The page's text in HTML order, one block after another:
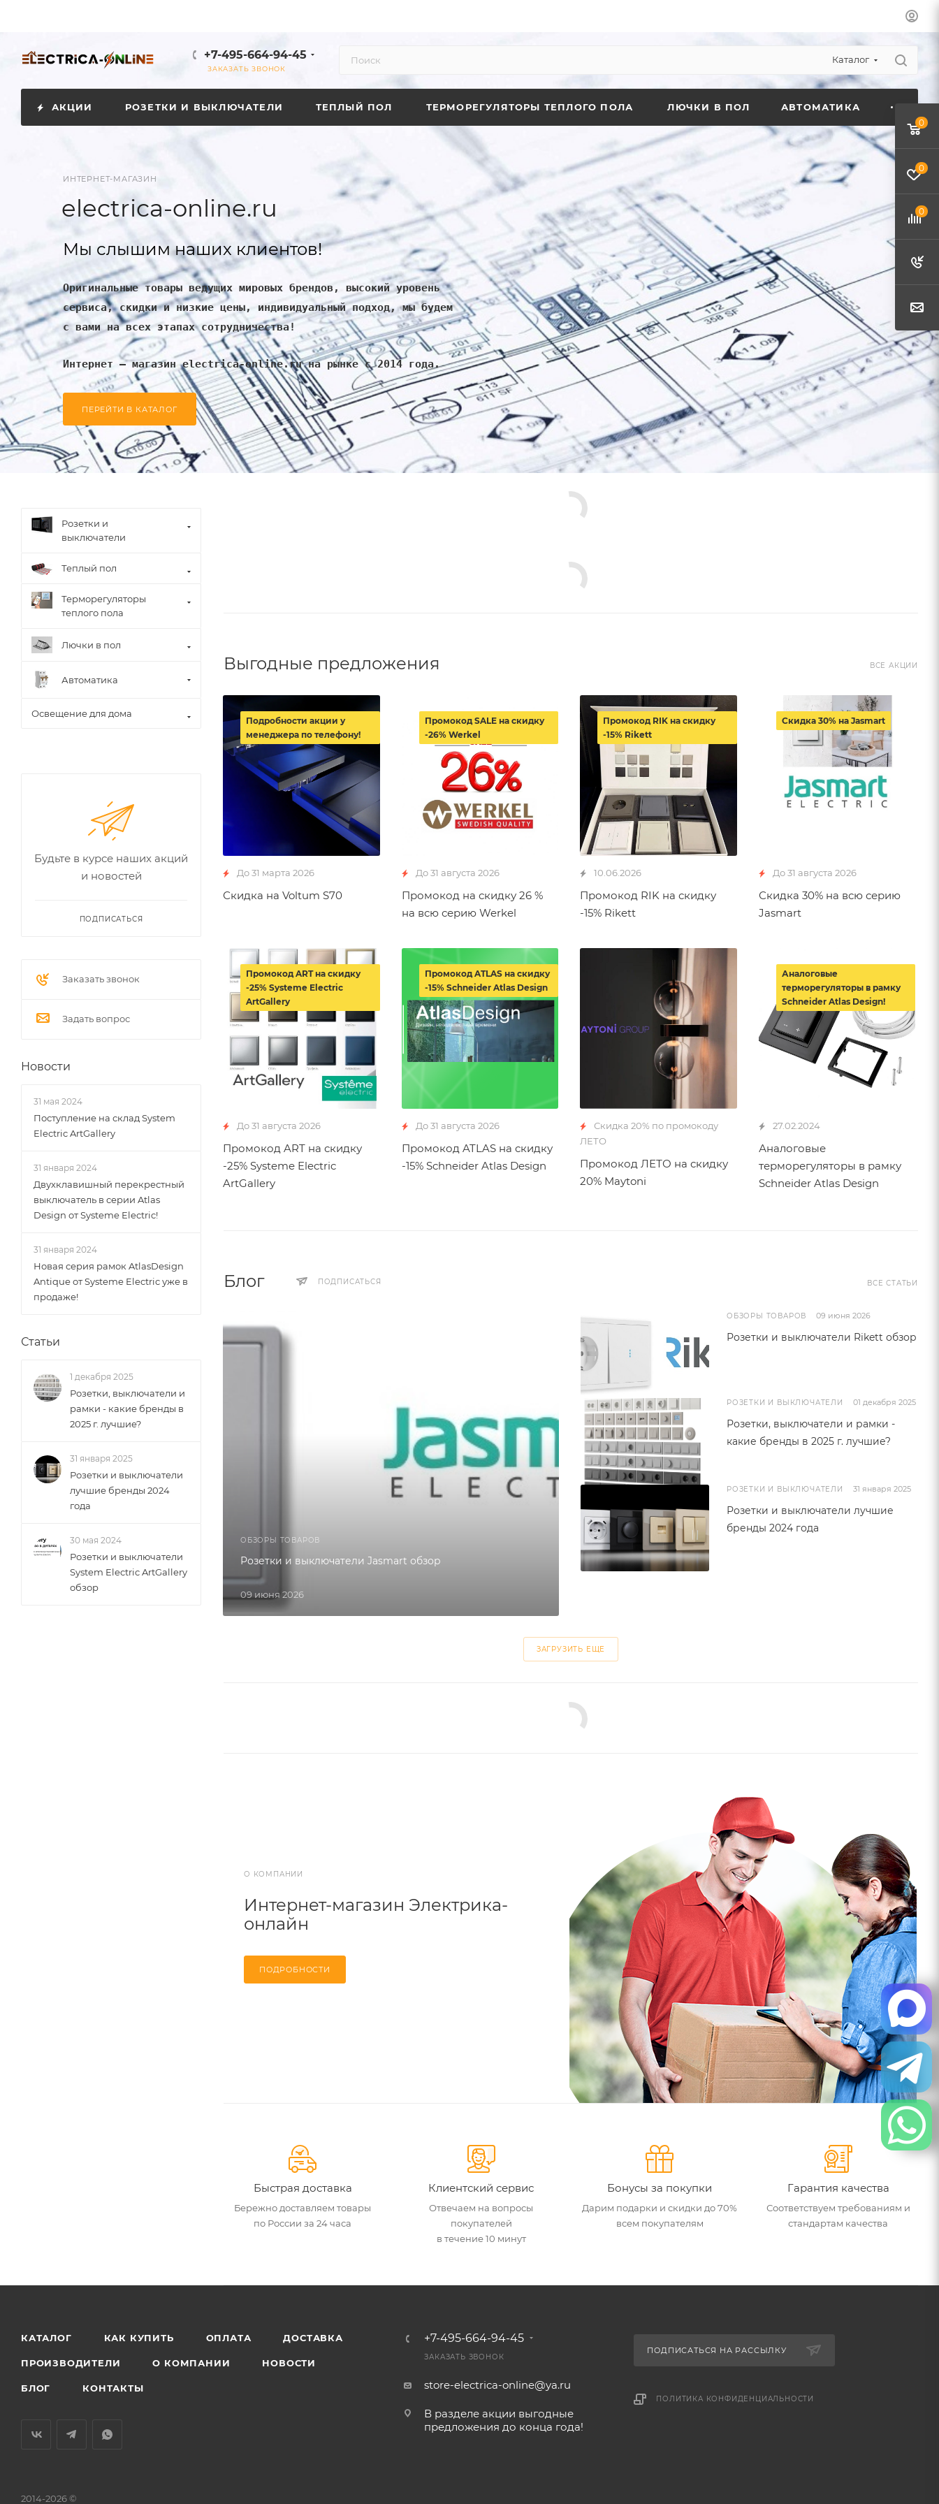
+7-495-664-94-45
ЗАКАЗАТЬ ЗВОНОК
Каталог
АКЦИИ РОЗЕТКИ И ВЫКЛЮЧАТЕЛИ ТЕПЛЫЙ ПОЛ ТЕРМОРЕГУЛЯТОРЫ ТЕПЛОГО ПОЛА ЛЮЧКИ В ПОЛ АВТОМАТИКА
ИНТЕРНЕТ-МАГАЗИН
electrica-online.ru
Мы слышим наших клиентов!
Оригинальные товары ведущих мировых брендов, высокий уровень
сервиса, скидки и низкие цены, индивидуальный подход, мы будем
с вами на всех этапах сотрудничества!
Интернет – магазин electrica-online.ru на рынке с 2014 года.
ПЕРЕЙТИ В КАТАЛОГ
Выгодные предложения ВСЕ АКЦИИ
До 31 марта 2026
Скидка на Voltum S70
Подробности акции у
менеджера по телефону!
До 31 августа 2026
Промокод на скидку 26 %
на всю серию Werkel
Промокод SALE на скидку
-26% Werkel
10.06.2026
Промокод RIK на скидку
-15% Rikett
Промокод RIK на скидку
-15% Rikett
До 31 августа 2026
Скидка 30% на всю серию
Jasmart
Скидка 30% на Jasmart
До 31 августа 2026
Промокод ART на скидку
-25% Systeme Electric
ArtGallery
Промокод ART на скидку
-25% Systeme Electric
ArtGallery
До 31 августа 2026
Промокод ATLAS на скидку
-15% Schneider Atlas Design
Промокод ATLAS на скидку
-15% Schneider Atlas Design
Скидка 20% по промокоду
ЛЕТО
Промокод ЛЕТО на скидку
20% Maytoni
27.02.2024
Аналоговые
терморегуляторы в рамку
Schneider Atlas Design
Аналоговые
терморегуляторы в рамку
Schneider Atlas Design!
Блог ПОДПИСАТЬСЯ ВСЕ СТАТЬИ
ОБЗОРЫ ТОВАРОВ
09 июня 2026
Розетки и выключатели Jasmart обзор
ОБЗОРЫ ТОВАРОВ 09 июня 2026
Розетки и выключатели Rikett обзор
РОЗЕТКИ И ВЫКЛЮЧАТЕЛИ 01 декабря 2025
Розетки, выключатели и рамки -
какие бренды в 2025 г. лучшие?
РОЗЕТКИ И ВЫКЛЮЧАТЕЛИ 31 января 2025
Розетки и выключатели лучшие
бренды 2024 года
ЗАГРУЗИТЬ ЕЩЕ
О КОМПАНИИ
Интернет-магазин Электрика-
онлайн
ПОДРОБНОСТИ
Быстрая доставка
Бережно доставляем товары
по России за 24 часа
Клиентский сервис
Отвечаем на вопросы
покупателей
в течение 10 минут
Бонусы за покупки
Дарим подарки и скидки до 70%
всем покупателям
Гарантия качества
Соответствуем требованиям и
стандартам качества
Розетки и
выключатели
Теплый пол
Терморегуляторы
теплого пола
Лючки в пол
Автоматика
Освещение для дома
Будьте в курсе наших акций
и новостей
ПОДПИСАТЬСЯ
Заказать звонок
Задать вопрос
Новости
31 мая 2024
Поступление на склад System
Electric ArtGallery
31 января 2024
Двухклавишный перекрестный
выключатель в серии Atlas
Design от Systeme Electric!
31 января 2024
Новая серия рамок AtlasDesign
Antique от Systeme Electric уже в
продаже!
Статьи
1 декабря 2025
Розетки, выключатели и
рамки - какие бренды в
2025 г. лучшие?
31 января 2025
Розетки и выключатели
лучшие бренды 2024
года
30 мая 2024
Розетки и выключатели
System Electric ArtGallery
обзор
КАТАЛОГ КАК КУПИТЬ ОПЛАТА ДОСТАВКА
ПРОИЗВОДИТЕЛИ О КОМПАНИИ НОВОСТИ
БЛОГ КОНТАКТЫ
+7-495-664-94-45
ЗАКАЗАТЬ ЗВОНОК
store-electrica-online@ya.ru
В разделе акции выгодные
предложения до конца года!
ПОДПИСАТЬСЯ НА РАССЫЛКУ
ПОЛИТИКА КОНФИДЕНЦИАЛЬНОСТИ
2014-2026 ©
0
0
0